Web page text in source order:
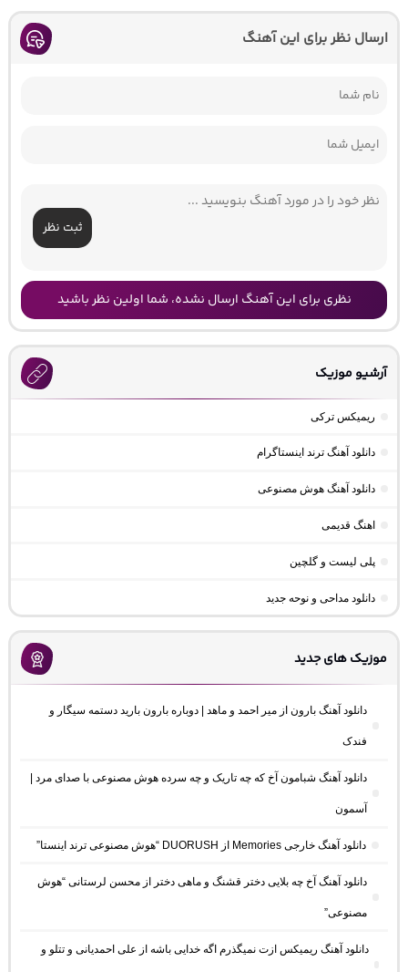
ارسال نظر برای این آهنگ
ثبت نظر
نظری برای این آهنگ ارسال نشده، شما اولین نظر باشید
آرشیو موزیک
ریمیکس ترکی
دانلود آهنگ ترند اینستاگرام
دانلود آهنگ هوش مصنوعی
اهنگ قدیمی
پلی لیست و گلچین
دانلود مداحی و نوحه جدید
موزیک های جدید
دانلود آهنگ بارون از میر احمد و ماهد | دوباره بارون بارید دستمه سیگار و
فندک
دانلود آهنگ شبامون آخ که چه تاریک و چه سرده هوش مصنوعی با صدای مرد |
آسمون
دانلود آهنگ خارجی Memories از DUORUSH “هوش مصنوعی ترند اینستا”
دانلود آهنگ آخ چه بلایی دختر قشنگ و ماهی دختر از محسن لرستانی “هوش
مصنوعی”
دانلود آهنگ ریمیکس ازت نمیگذرم اگه خدایی باشه از علی احمدیانی و تتلو و